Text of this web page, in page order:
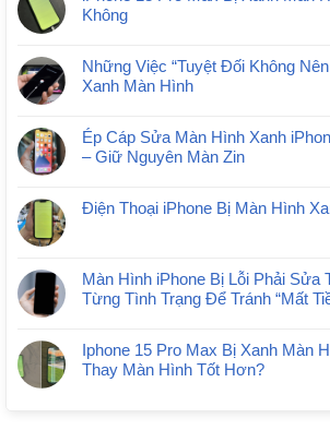
Không
Những Việc “Tuyệt Đối Không
Xanh Màn Hình
Ép Cáp Sửa Màn Hình Xanh
– Giữ Nguyên Màn Zin
Điện Thoại iPhone Bị Màn Hình
Màn Hình iPhone Bị Lỗi Phải Sửa
Từng Tình Trạng Để Tránh “Mất
Iphone 15 Pro Max Bị Xanh Màn
Thay Màn Hình Tốt Hơn?